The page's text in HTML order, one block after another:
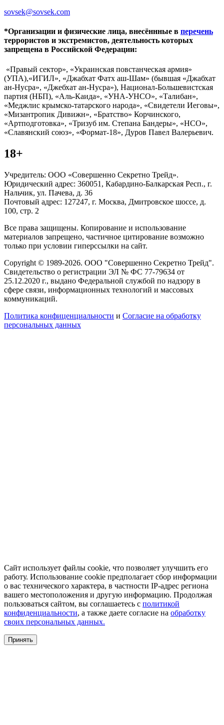
sovsek@sovsek.com
*Организации и физические лица, внесённные в перечень
террористов и экстремистов, деятельность которых
запрещена в Российской Федерации:
«Правый сектор», «Украинская повстанческая армия»
(УПА),«ИГИЛ», «Джабхат Фатх аш-Шам» (бывшая «Джабхат
ан-Нусра», «Джебхат ан-Нусра»), Национал-Большевистская
партия (НБП), «Аль-Каида», «УНА-УНСО», «Талибан»,
«Меджлис крымско-татарского народа», «Свидетели Иеговы»,
«Мизантропик Дивижн», «Братство» Корчинского,
«Артподготовка», «Тризуб им. Степана Бандеры», «НСО»,
«Славянский союз», «Формат-18», Дуров Павел Валерьевич.
18+
Учредитель: ООО «Совершенно Секретно Трейд».
Юридический адрес: 360051, Кабардино-Балкарская Респ., г.
Нальчик, ул. Пачева, д. 36
Почтовый адрес: 127247, г. Москва, Дмитровское шоссе, д.
100, стр. 2
Все права защищены. Копирование и использование
материалов запрещено, частичное цитирование возможно
только при условии гиперссылки на сайт.
Copyright © 1989-2026. ООО "Совершенно Секретно Трейд".
Свидетельство о регистрации ЭЛ № ФС 77-79634 от
25.12.2020 г., выдано Федеральной службой по надзору в
сфере связи, информационных технологий и массовых
коммуникаций.
Политика конфиценциальности и Согласие на обработку
персональных данных
Сайт использует файлы cookie, что позволяет улучшить его
работу. Использование cookie предполагает сбор информации
о вас технического характера, в частности IP-адрес региона
вашего местоположения и другую информацию. Продолжая
пользоваться сайтом, вы соглашаетесь с политикой
конфиденциальности, а также даете согласие на обработку
своих персональных данных.
Принять